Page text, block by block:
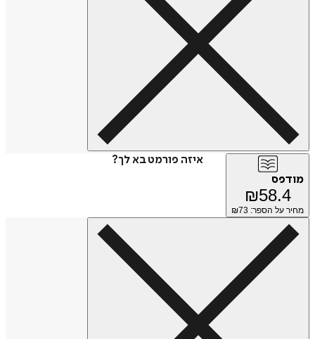
איזה פורמט בא לך?
מודפס
₪58.4
מחיר על הספר: ₪ 73